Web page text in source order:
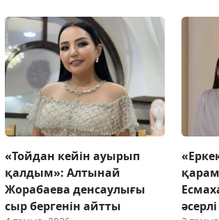
«Тойдан кейін ауырып
қалдым»: Алтынай
Жорабаева денсаулығы
сыр бергенін айтты